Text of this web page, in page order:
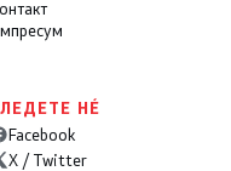
НÉ
Facebook
X / Twitter